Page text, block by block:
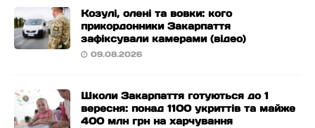
Козулі, олені та вовки: кого
прикордонники Закарпаття
зафіксували камерами (відео)
09.08.2026
Школи Закарпаття готуються до 1
вересня: понад 1100 укриттів та майже
400 млн грн на харчування